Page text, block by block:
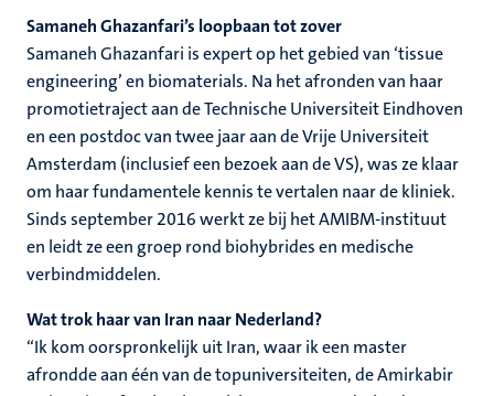
Samaneh Ghazanfari’s loopbaan tot zover
Samaneh Ghazanfari is expert op het gebied van ‘tissue
engineering’ en biomaterials. Na het afronden van haar
promotietraject aan de Technische Universiteit Eindhoven
en een postdoc van twee jaar aan de Vrije Universiteit
Amsterdam (inclusief een bezoek aan de VS), was ze klaar
om haar fundamentele kennis te vertalen naar de kliniek.
Sinds september 2016 werkt ze bij het AMIBM-instituut
en leidt ze een groep rond biohybrides en medische
verbindmiddelen.
Wat trok haar van Iran naar Nederland?
“Ik kom oorspronkelijk uit Iran, waar ik een master
afrondde aan één van de topuniversiteiten, de Amirkabir